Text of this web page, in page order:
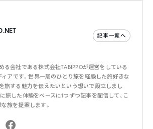
記事一覧へ
る会社である株式会社TABIPPOが運営をしている
ィアです。世界一周のひとり旅を経験した旅好きな
旅する魅力を伝えたいという想いで設立しまし
旅した体験をベースに1つずつ記事を配信して、こ
旅を提案します。